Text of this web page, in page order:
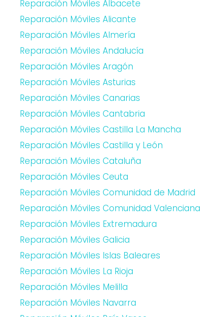
Reparación Móviles Albacete
Reparación Móviles Alicante
Reparación Móviles Almería
Reparación Móviles Andalucía
Reparación Móviles Aragón
Reparación Móviles Asturias
Reparación Móviles Canarias
Reparación Móviles Cantabria
Reparación Móviles Castilla La Mancha
Reparación Móviles Castilla y León
Reparación Móviles Cataluña
Reparación Móviles Ceuta
Reparación Móviles Comunidad de Madrid
Reparación Móviles Comunidad Valenciana
Reparación Móviles Extremadura
Reparación Móviles Galicia
Reparación Móviles Islas Baleares
Reparación Móviles La Rioja
Reparación Móviles Melilla
Reparación Móviles Navarra